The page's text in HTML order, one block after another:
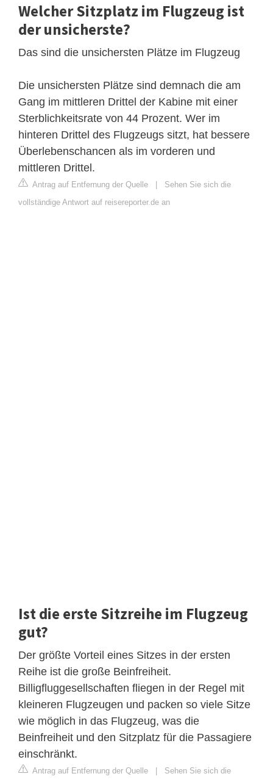
Welcher Sitzplatz im Flugzeug ist
der unsicherste?
Das sind die unsichersten Plätze im Flugzeug
Die unsichersten Plätze sind demnach die am
Gang im mittleren Drittel der Kabine mit einer
Sterblichkeitsrate von 44 Prozent. Wer im
hinteren Drittel des Flugzeugs sitzt, hat bessere
Überlebenschancen als im vorderen und
mittleren Drittel.
Antrag auf Entfernung der Quelle | Sehen Sie sich die
vollständige Antwort auf reisereporter.de an
Ist die erste Sitzreihe im Flugzeug
gut?
Der größte Vorteil eines Sitzes in der ersten
Reihe ist die große Beinfreiheit.
Billigfluggesellschaften fliegen in der Regel mit
kleineren Flugzeugen und packen so viele Sitze
wie möglich in das Flugzeug, was die
Beinfreiheit und den Sitzplatz für die Passagiere
einschränkt.
Antrag auf Entfernung der Quelle | Sehen Sie sich die